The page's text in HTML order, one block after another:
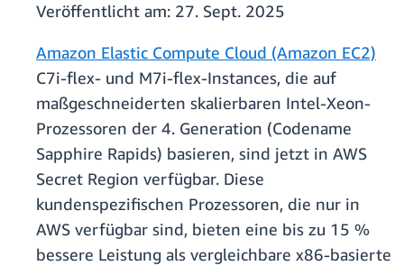
Veröffentlicht am: 27. Sept. 2025
Amazon Elastic Compute Cloud (Amazon EC2)
C7i-flex- und M7i-flex-Instances, die auf
maßgeschneiderten skalierbaren Intel-Xeon-
Prozessoren der 4. Generation (Codename
Sapphire Rapids) basieren, sind jetzt in AWS
Secret Region verfügbar. Diese
kundenspezifischen Prozessoren, die nur in
AWS verfügbar sind, bieten eine bis zu 15 %
bessere Leistung als vergleichbare x86-basierte